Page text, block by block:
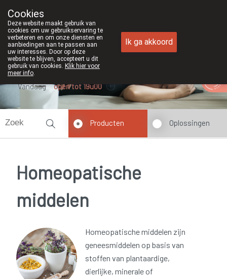
089/382429
Vandaag open tot 19u00
Producten Oplossingen
Homeopatische
middelen
Homeopatische middelen zijn
geneesmiddelen op basis van
stoffen van plantaardige,
dierlijke, minerale of
Cookies
Deze website maakt gebruik van
cookies om uw gebruikservaring te
verbeteren en om onze diensten en
aanbiedingen aan te passen aan
uw interesses. Door op deze
website te blijven, accepteert u dit
gebruik van cookies. Klik hier voor
meer info.
Ik ga akkoord